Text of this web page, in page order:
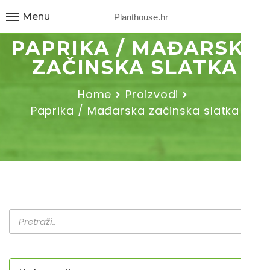
Planthouse.hr
Menu
PAPRIKA / MAĐARSKA
ZAČINSKA SLATKA
Home
Proizvodi
Paprika / Mađarska začinska slatka